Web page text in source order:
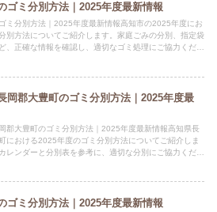
ゴミ分別方法｜2025年度最新情報
ミ分別方法｜2025年度最新情報高知市の2025年度にお
別方法についてご紹介します。家庭ごみの分別、指定袋
、正確な情報を確認し、適切なゴミ処理にご協力くださ
岡郡大豊町のゴミ分別方法｜2025年度最
郡大豊町のゴミ分別方法｜2025年度最新情報高知県長
における2025年度のゴミ分別方法についてご紹介しま
レンダーと分別表を参考に、適切な分別にご協力くださ
ゴミ分別方法｜2025年度最新情報